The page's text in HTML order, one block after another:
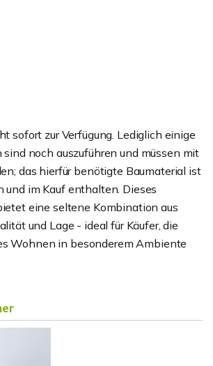
sofort zur Verfügung. Lediglich einige
noch auszuführen und müssen mit
das hierfür benötigte Baumaterial ist
und im Kauf enthalten. Dieses
eine seltene Kombination aus
und Lage - ideal für Käufer, die
Wohnen in besonderem Ambiente